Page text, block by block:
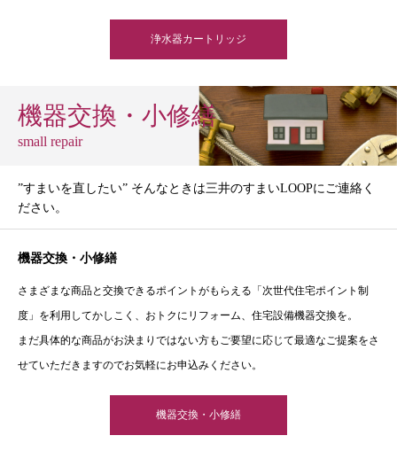
浄水器カートリッジ
機器交換・小修繕
small repair
”すまいを直したい” そんなときは三井のすまいLOOPにご連絡く
ださい。
機器交換・小修繕
さまざまな商品と交換できるポイントがもらえる「次世代住宅ポイント制
度」を利用してかしこく、おトクにリフォーム、住宅設備機器交換を。
まだ具体的な商品がお決まりではない方もご要望に応じて最適なご提案をさ
せていただきますのでお気軽にお申込みください。
機器交換・小修繕